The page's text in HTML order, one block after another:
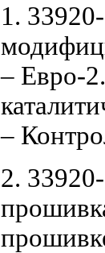
1.
– Евро-
–
2.